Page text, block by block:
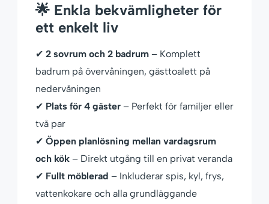
🌟 Enkla bekvämligheter för
ett enkelt liv
✔ 2 sovrum och 2 badrum – Komplett
badrum på övervåningen, gästtoalett på
nedervåningen
✔ Plats för 4 gäster – Perfekt för familjer eller
två par
✔ Öppen planlösning mellan vardagsrum
och kök – Direkt utgång till en privat veranda
✔ Fullt möblerad – Inkluderar spis, kyl, frys,
vattenkokare och alla grundläggande